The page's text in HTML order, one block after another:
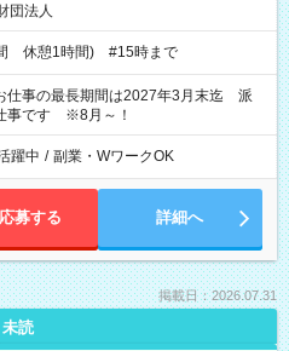
団法人
休憩1時間) #15時まで
仕事の最長期間は2027年3月末迄 派
事です ※8月～！
躍中 / 副業・WワークOK
応募する 詳細へ
掲載日：2026.07.31
未読